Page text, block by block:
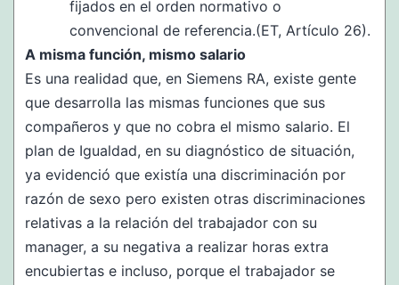
fijados en el orden normativo o
convencional de referencia.(ET, Artículo 26).
A misma función, mismo salario
Es una realidad que, en Siemens RA, existe gente
que desarrolla las mismas funciones que sus
compañeros y que no cobra el mismo salario. El
plan de Igualdad, en su diagnóstico de situación,
ya evidenció que existía una discriminación por
razón de sexo pero existen otras discriminaciones
relativas a la relación del trabajador con su
manager, a su negativa a realizar horas extra
encubiertas e incluso, porque el trabajador se